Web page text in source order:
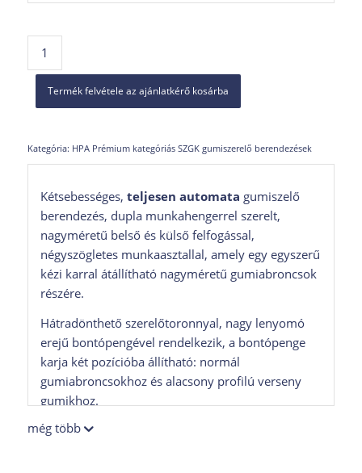
Termék felvétele az ajánlatkérő kosárba
Kategória: HPA Prémium kategóriás SZGK gumiszerelő berendezések
Kétsebességes, teljesen automata gumiszelő
berendezés, dupla munkahengerrel szerelt,
nagyméretű belső és külső felfogással,
négyszögletes munkaasztallal, amely egy egyszerű
kézi karral átállítható nagyméretű gumiabroncsok
részére.
Hátradönthető szerelőtoronnyal, nagy lenyomó
erejű bontópengével rendelkezik, a bontópenge
karja két pozícióba állítható: normál
gumiabroncsokhoz és alacsony profilú verseny
gumikhoz.
Az ajánlott berendezés külsőségeiben a
még több